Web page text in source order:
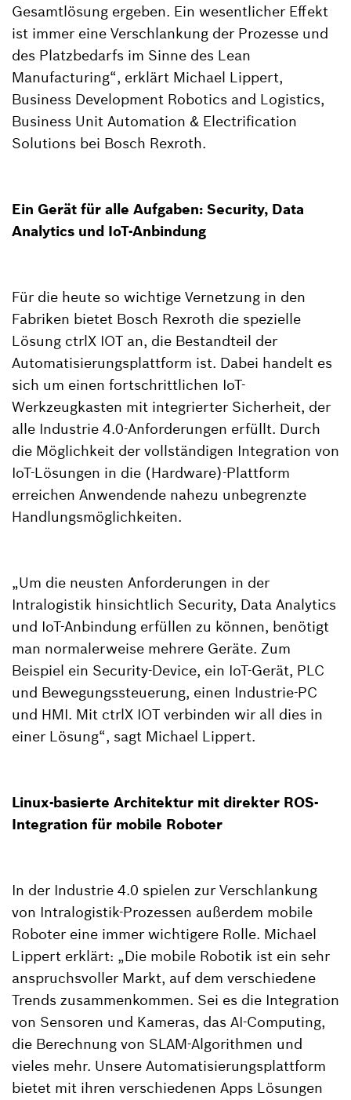
Gesamtlösung ergeben. Ein wesentlicher Effekt
ist immer eine Verschlankung der Prozesse und
des Platzbedarfs im Sinne des Lean
Manufacturing“, erklärt Michael Lippert,
Business Development Robotics and Logistics,
Business Unit Automation & Electrification
Solutions bei Bosch Rexroth.
Ein Gerät für alle Aufgaben: Security, Data
Analytics und IoT-Anbindung
Für die heute so wichtige Vernetzung in den
Fabriken bietet Bosch Rexroth die spezielle
Lösung ctrlX IOT an, die Bestandteil der
Automatisierungsplattform ist. Dabei handelt es
sich um einen fortschrittlichen IoT-
Werkzeugkasten mit integrierter Sicherheit, der
alle Industrie 4.0-Anforderungen erfüllt. Durch
die Möglichkeit der vollständigen Integration von
IoT-Lösungen in die (Hardware)-Plattform
erreichen Anwendende nahezu unbegrenzte
Handlungsmöglichkeiten.
„Um die neusten Anforderungen in der
Intralogistik hinsichtlich Security, Data Analytics
und IoT-Anbindung erfüllen zu können, benötigt
man normalerweise mehrere Geräte. Zum
Beispiel ein Security-Device, ein IoT-Gerät, PLC
und Bewegungssteuerung, einen Industrie-PC
und HMI. Mit ctrlX IOT verbinden wir all dies in
einer Lösung“, sagt Michael Lippert.
Linux-basierte Architektur mit direkter ROS-
Integration für mobile Roboter
In der Industrie 4.0 spielen zur Verschlankung
von Intralogistik-Prozessen außerdem mobile
Roboter eine immer wichtigere Rolle. Michael
Lippert erklärt: „Die mobile Robotik ist ein sehr
anspruchsvoller Markt, auf dem verschiedene
Trends zusammenkommen. Sei es die Integration
von Sensoren und Kameras, das AI-Computing,
die Berechnung von SLAM-Algorithmen und
vieles mehr. Unsere Automatisierungsplattform
bietet mit ihren verschiedenen Apps Lösungen